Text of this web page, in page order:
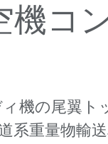
コ
機の尾翼
重量物輸